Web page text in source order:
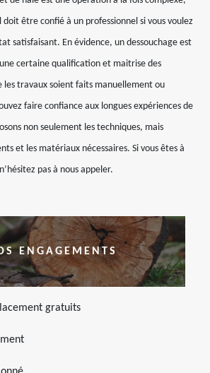
être confié à un professionnel si vous voulez
satisfaisant. En évidence, un dessouchage est
certaine qualification et maitrise des
les travaux soient faits manuellement ou
faire confiance aux longues expériences de
non seulement les techniques, mais
et les matériaux nécessaires. Si vous êtes à
pas à nous appeler.
ENGAGEMENTS
gratuits